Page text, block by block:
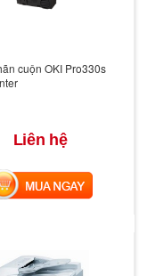
cuộn OKI Pro330s
Liên hệ
MUA NGAY